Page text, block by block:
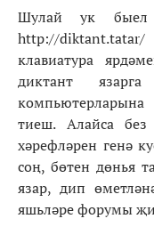
Шулай ук быел
http://
клавиатура
диктант язарга
компьютерларына
тиеш. Алайса
хәрефләрен генә
соң, бөтен дөнья
язар, дип
яшьләре форумы